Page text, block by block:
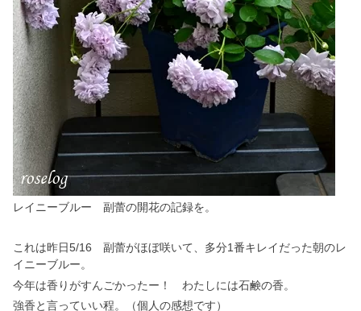
レイニーブルー 副蕾の開花の記録を。
これは昨日5/16 副蕾がほぼ咲いて、多分1番キレイだった朝のレ
イニーブルー。
今年は香りがすんごかったー！ わたしには石鹸の香。
強香と言っていい程。（個人の感想です）